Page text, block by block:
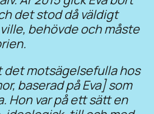
det stod då väldigt
behövde och måste
det motsägelsefulla hos
baserad på Eva] som
Hon var på ett sätt en